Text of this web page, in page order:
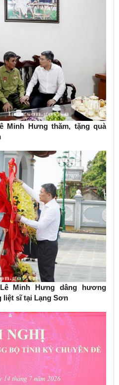
Minh Hưng thăm, tặng quà
Minh Hưng dâng hương
liệt sĩ tại Lạng Sơn